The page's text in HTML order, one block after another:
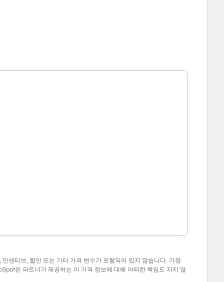
센티브, 할인 또는 기타 가격 변수가 포함되어 있지 않습니다. 가장
은 파트너가 제공하는 이 가격 정보에 대해 어떠한 책임도 지지 않